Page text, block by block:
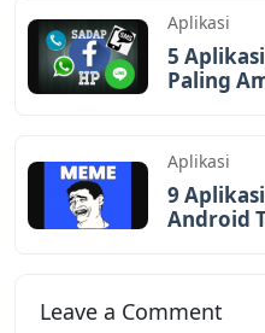
Aplikasi
5
Paling
Aplikasi
9
Android
Leave a Comment